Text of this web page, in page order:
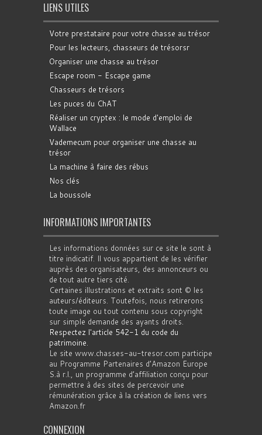
LIENS UTILES
Votre prestataire pour votre chasse au trésor
Pour les lecteurs, chasseurs de trésorsr
Organiser une chasse au trésor
Escape room - Escape game
Chasseurs de trésors
Les puces du ChAT
Réaliser un cryptex : le mode d'emploi de
Wallace
Vademecum pour organiser une chasse au
trésor
La machine à faire des rébus
Nos clés
La boussole
INFORMATIONS IMPORTANTES
Les informations données sur ce site le sont à
titre indicatif. Il vous appartient de les vérifier
auprès des organisateurs, des annonceurs ou
de tout autre tiers cité.
Certaines illustrations et extraits sont © les
auteurs/éditeurs. Toutefois, nous retirerons
toute image ou tout contenu sous copyright
sur simple demande des ayants droits.
Respectez l'article 542-1 du code du
patrimoine.
Le site www.chasses-au-tresor.com participe
au Programme Partenaires d’Amazon Europe
S.à r.l., un programme d’affiliation conçu pour
permettre à des sites de percevoir une
rémunération grâce à la création de liens vers
Amazon.fr
CONNEXION